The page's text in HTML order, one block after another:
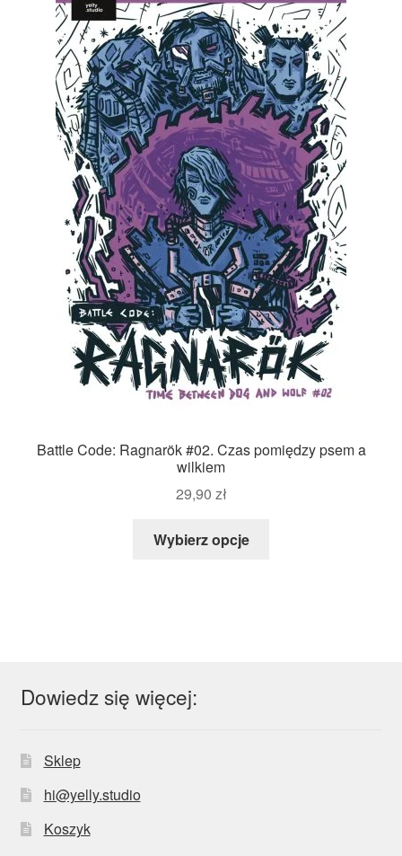
Battle Code: Ragnarök #02. Czas pomiędzy psem a
wilkiem
29,90 zł
Wybierz opcje
Dowiedz się więcej:
Sklep
hi@yelly.studio
Koszyk